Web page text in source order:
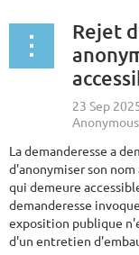
Rejet
La demanderesse a
d'anonymiser son
qui demeure
demanderesse
exposition publique
d'un entretien